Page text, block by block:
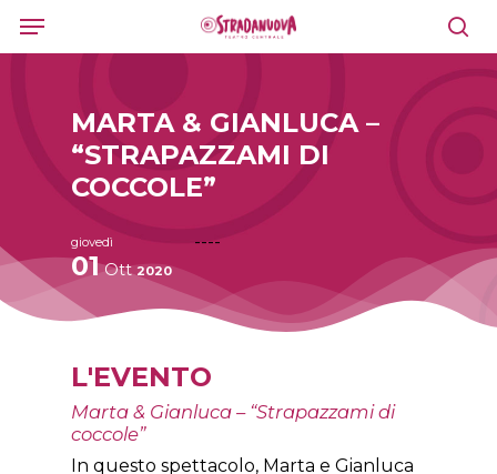
main
Menu
MARTA & GIANLUCA –
“STRAPAZZAMI DI
COCCOLE”
giovedì
01 Ott 2020
----
L'EVENTO
Marta & Gianluca – “Strapazzami di
coccole”
In questo spettacolo, Marta e Gianluca